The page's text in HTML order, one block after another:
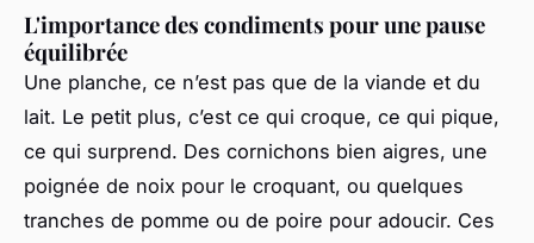
L'importance des condiments pour une pause
équilibrée
Une planche, ce n’est pas que de la viande et du
lait. Le petit plus, c’est ce qui croque, ce qui pique,
ce qui surprend. Des cornichons bien aigres, une
poignée de noix pour le croquant, ou quelques
tranches de pomme ou de poire pour adoucir. Ces